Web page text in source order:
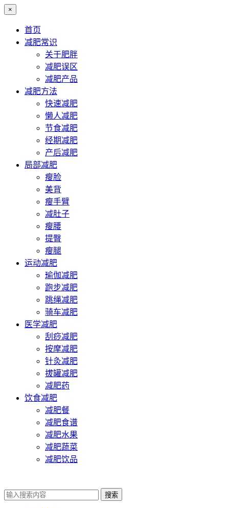
×
首页
减肥常识
关于肥胖
减肥误区
减肥产品
减肥方法
快速减肥
懒人减肥
节食减肥
经期减肥
产后减肥
局部减肥
瘦脸
美背
瘦手臂
减肚子
瘦腰
提臀
瘦腿
运动减肥
瑜伽减肥
跑步减肥
跳绳减肥
骑车减肥
医学减肥
刮痧减肥
按摩减肥
针灸减肥
拔罐减肥
减肥药
饮食减肥
减肥餐
减肥食谱
减肥水果
减肥蔬菜
减肥饮品
搜索